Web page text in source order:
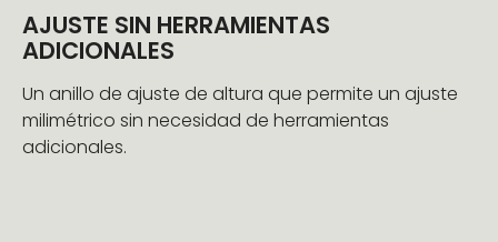
AJUSTE SIN HERRAMIENTAS
ADICIONALES
Un anillo de ajuste de altura que permite un ajuste
milimétrico sin necesidad de herramientas
adicionales.